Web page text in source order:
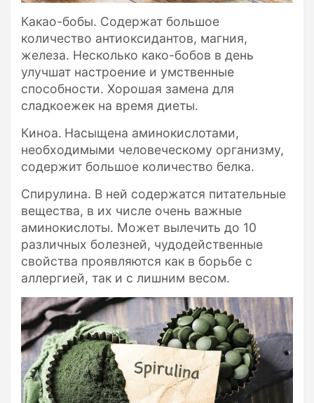
Какао-бобы. Содержат большое
количество антиоксидантов, магния,
железа. Несколько како-бобов в день
улучшат настроение и умственные
способности. Хорошая замена для
сладкоежек на время диеты.
Киноа. Насыщена аминокислотами,
необходимыми человеческому организму,
содержит большое количество белка.
Спирулина. В ней содержатся питательные
вещества, в их числе очень важные
аминокислоты. Может вылечить до 10
различных болезней, чудодейственные
свойства проявляются как в борьбе с
аллергией, так и с лишним весом.